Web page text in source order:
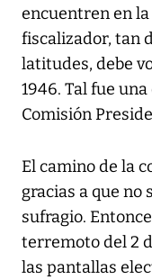
encuentren en la
fiscalizador, tan
latitudes, debe
1946. Tal fue
Comisión
El camino de la
gracias a que no
sufragio.
terremoto del 2
las pantallas